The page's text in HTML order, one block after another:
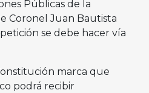
Públicas de la
Coronel Juan Bautista
se debe hacer vía
marca que
podrá recibir